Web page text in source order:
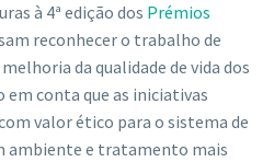
à 4ª edição dos Prémios
reconhecer o trabalho de
da qualidade de vida dos
conta que as iniciativas
valor ético para o sistema de
ambiente e tratamento mais